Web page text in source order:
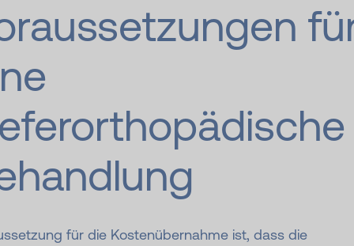
für die Kostenübernahme ist, dass die